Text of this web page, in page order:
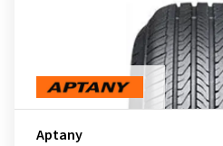
Aptany